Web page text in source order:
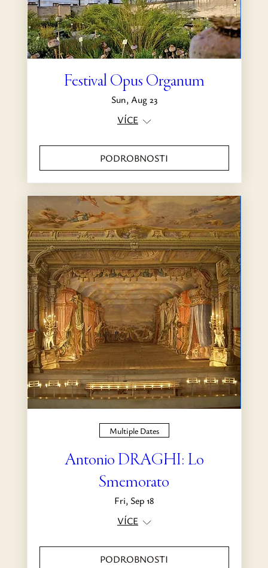
Festival Opus Organum
Sun, Aug 23
VÍCE
PODROBNOSTI
Multiple Dates
Antonio DRAGHI: Lo
Smemorato
Fri, Sep 18
VÍCE
PODROBNOSTI